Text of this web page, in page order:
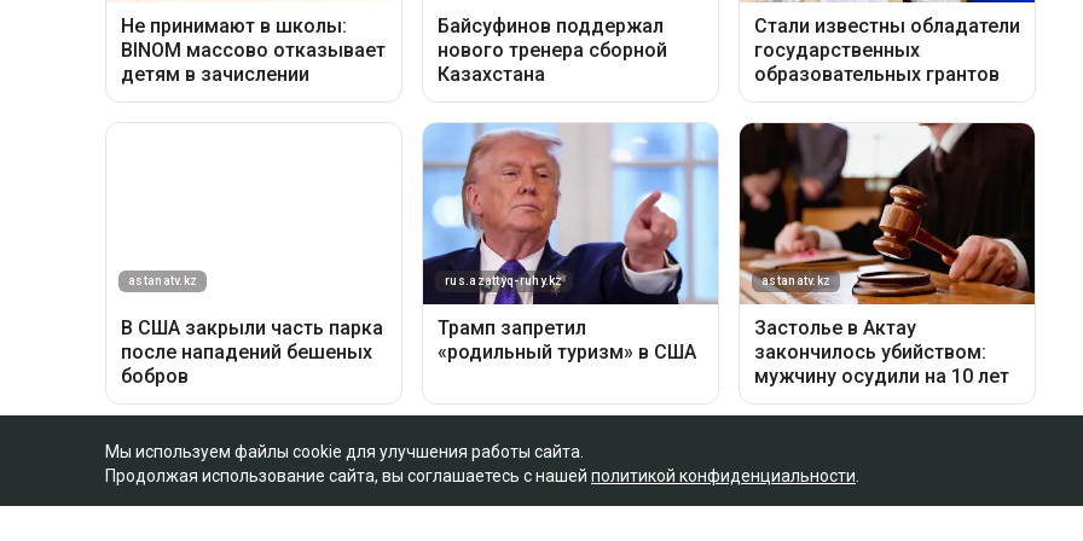
Мы используем файлы cookie для улучшения работы сайта.
Продолжая использование сайта, вы соглашаетесь с нашей политикой конфиденциальности